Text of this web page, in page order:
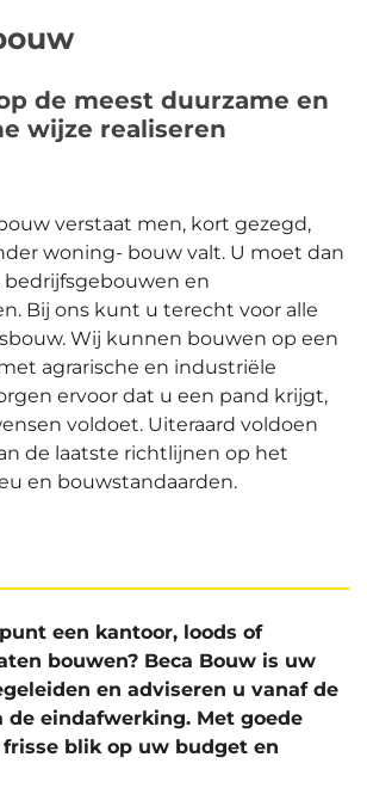
de meest duurzame en
wijze realiseren
verstaat men, kort gezegd,
woning- bouw valt. U moet dan
bedrijfsgebouwen en
Bij ons kunt u terecht voor alle
Wij kunnen bouwen op een
agrarische en industriële
ervoor dat u een pand krijgt,
voldoet. Uiteraard voldoen
de laatste richtlijnen op het
en bouwstandaarden.
een kantoor, loods of
bouwen? Beca Bouw is uw
en adviseren u vanaf de
de eindafwerking. Met goede
blik op uw budget en